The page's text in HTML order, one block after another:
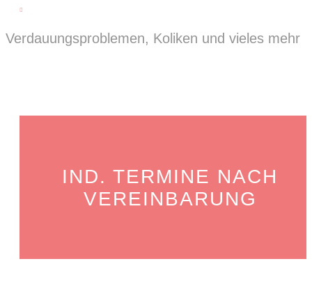

Verdauungsproblemen, Koliken und vieles mehr
IND. TERMINE NACH
VEREINBARUNG